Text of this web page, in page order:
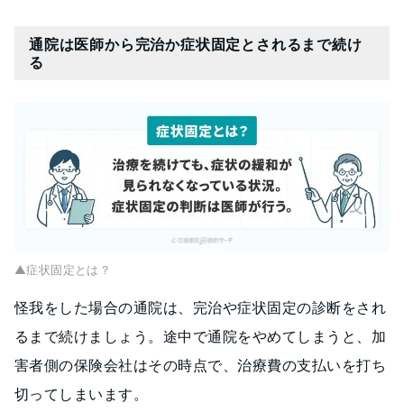
通院は医師から完治か症状固定とされるまで続け
る
▲症状固定とは？
怪我をした場合の通院は、完治や症状固定の診断をされ
るまで続けましょう。途中で通院をやめてしまうと、加
害者側の保険会社はその時点で、治療費の支払いを打ち
切ってしまいます。